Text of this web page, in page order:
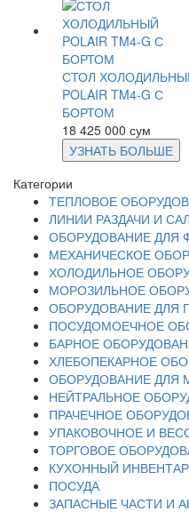
СТОЛ
POLAIR TM4-G С
БОРТОМ
18 425 000 сум
УЗНАТЬ БОЛЬШЕ
Категории
ТЕПЛОВОЕ
ЛИНИИ РАЗДАЧИ И
ОБОРУДОВАНИЕ ДЛЯ
МЕХАНИЧЕСКОЕ
ХОЛОДИЛЬНОЕ
МОРОЗИЛЬНОЕ
ОБОРУДОВАНИЕ ДЛЯ
ПОСУДОМОЕЧНОЕ
БАРНОЕ
ХЛЕБОПЕКАРНОЕ
ОБОРУДОВАНИЕ ДЛЯ
НЕЙТРАЛЬНОЕ
ПРАЧЕЧНОЕ
УПАКОВОЧНОЕ И
ТОРГОВОЕ
КУХОННЫЙ
ПОСУДА
ЗАПАСНЫЕ ЧАСТИ И